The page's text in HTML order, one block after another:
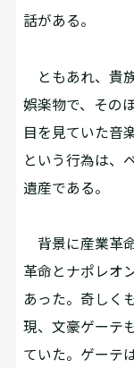
話がある。
ともあれ、貴
娯楽物で、その
目を見ていた音
という行為は、
遺産である。
背景に産業革
革命とナポレオ
あった。奇しく
現、文豪ゲーテ
ていた。ゲーテ